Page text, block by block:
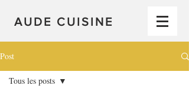
AUDE CUISINE
Post
Tous les posts